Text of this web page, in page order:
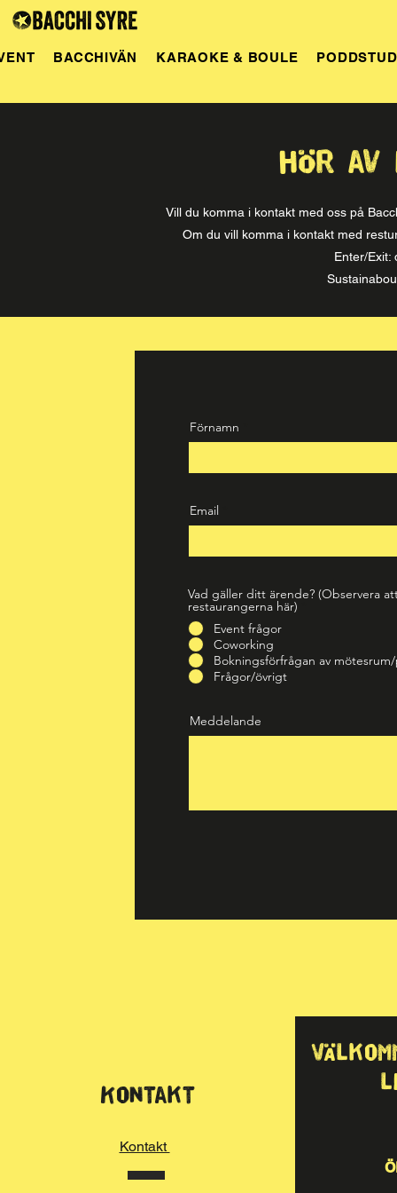
BACCHIVÄN KARAOKE & BOULE
hör
Vill du komma i kontakt med oss på
Om du vill komma i kontakt med
Enter/Exit:
Förnamn
Email
Vad gäller ditt ärende? (Observera
restaurangerna här)
Event frågor
Coworking
Bokningsförfrågan av
Frågor/övrigt
Meddelande
Kontakt
Kontakt